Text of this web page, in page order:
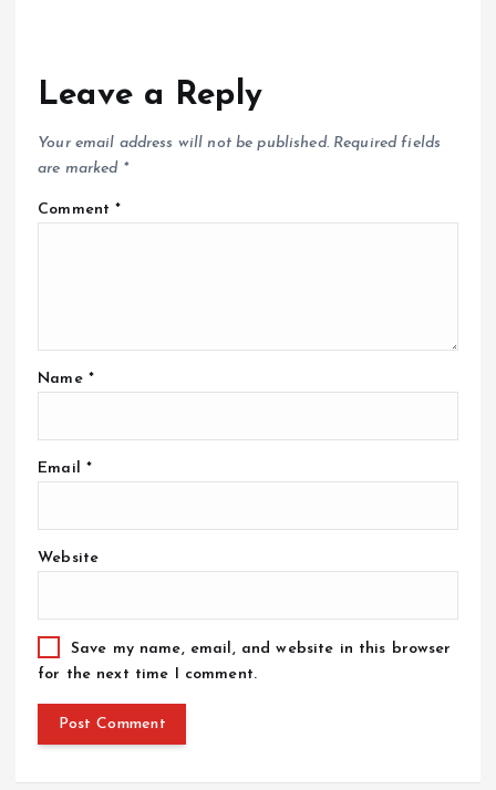
Leave a Reply
Your email address will not be published. Required fields
are marked *
Comment*
Name *
Email *
Website
Save my name, email, and website in this browser
for the next time I comment.